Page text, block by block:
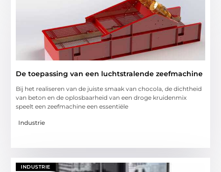
De toepassing van een luchtstralende zeefmachine
Bij het realiseren van de juiste smaak van chocola, de dichtheid
van beton en de oplosbaarheid van een droge kruidenmix
speelt een zeefmachine een essentiële
Industrie
INDUSTRIE